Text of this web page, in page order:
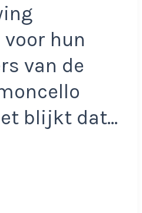
hun
van de
blijkt dat…